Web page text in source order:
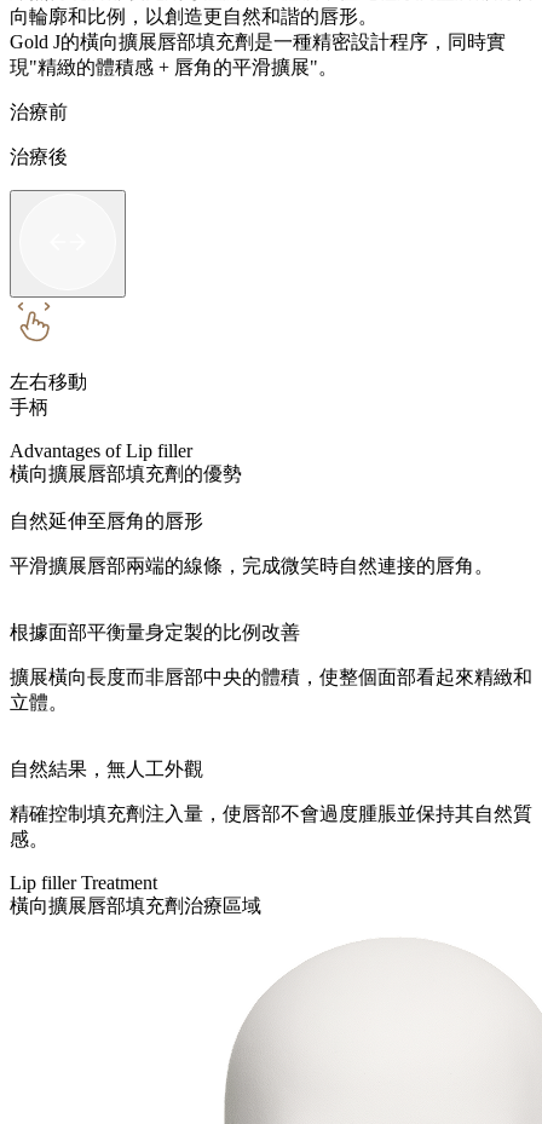
向輪廓和比例，以創造更自然和諧的唇形。
Gold J的橫向擴展唇部填充劑是一種精密設計程序，同時實
現"精緻的體積感 + 唇角的平滑擴展"。
治療前
治療後
左右移動
手柄
Advantages of Lip filler
橫向擴展唇部填充劑的優勢
自然延伸至唇角的唇形
平滑擴展唇部兩端的線條，完成微笑時自然連接的唇角。
根據面部平衡量身定製的比例改善
擴展橫向長度而非唇部中央的體積，使整個面部看起來精緻和
立體。
自然結果，無人工外觀
精確控制填充劑注入量，使唇部不會過度腫脹並保持其自然質
感。
Lip filler Treatment
橫向擴展唇部填充劑治療區域